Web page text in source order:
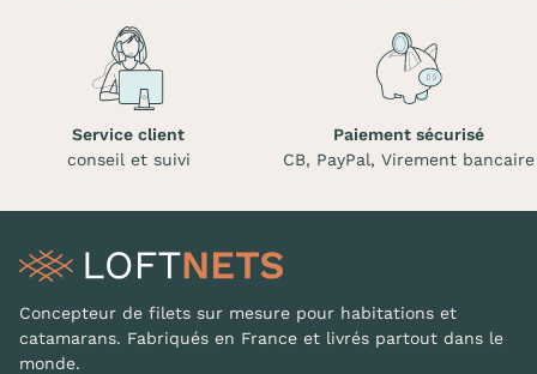
Service client
conseil et suivi
Paiement sécurisé
CB, PayPal, Virement bancaire
Concepteur de filets sur mesure pour habitations et
catamarans. Fabriqués en France et livrés partout dans le
monde.